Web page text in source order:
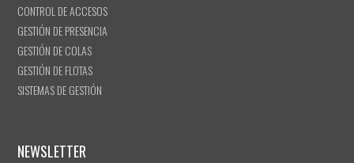
CONTROL DE ACCESOS
GESTIÓN DE PRESENCIA
GESTIÓN DE COLAS
GESTIÓN DE FLOTAS
SISTEMAS DE GESTIÓN
NEWSLETTER